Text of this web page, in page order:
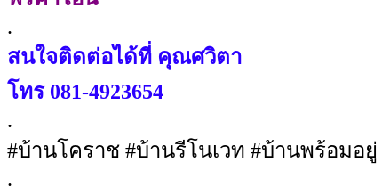
.
สนใจติดต่อได้ที่ คุณศวิตา
โทร 081-4923654
.
#บ้านโคราช #บ้านรีโนเวท #บ้านพร้อมอยู่
.